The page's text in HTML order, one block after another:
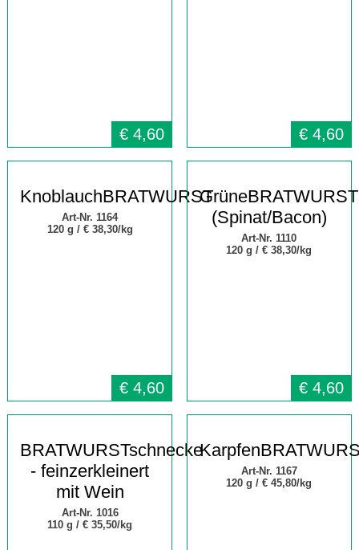
€ 4,60 € 4,60
KnoblauchBRATWURST
Art-Nr. 1164
120 g / € 38,30/kg
€ 4,60
GrüneBRATWURST
(Spinat/Bacon)
Art-Nr. 1110
120 g /€ 38,30/kg
€ 4,60
BRATWURSTschnecke
- feinzerkleinert
mit Wein
Art-Nr. 1016
110 g / € 35,50/kg
Art-Nr. 1167
120 g /€ 45,80/kg